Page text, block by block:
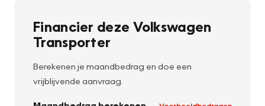
Financier deze Volkswagen
Transporter
Berekenen je maandbedrag en doe een
vrijblijvende aanvraag.